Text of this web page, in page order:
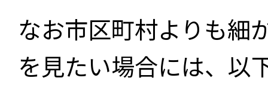
なお市区町村よりも細
を見たい場合には、以